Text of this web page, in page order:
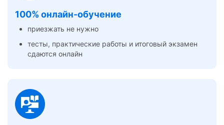
100% онлайн-обучение
приезжать не нужно
тесты, практические работы и итоговый экзамен
сдаются онлайн